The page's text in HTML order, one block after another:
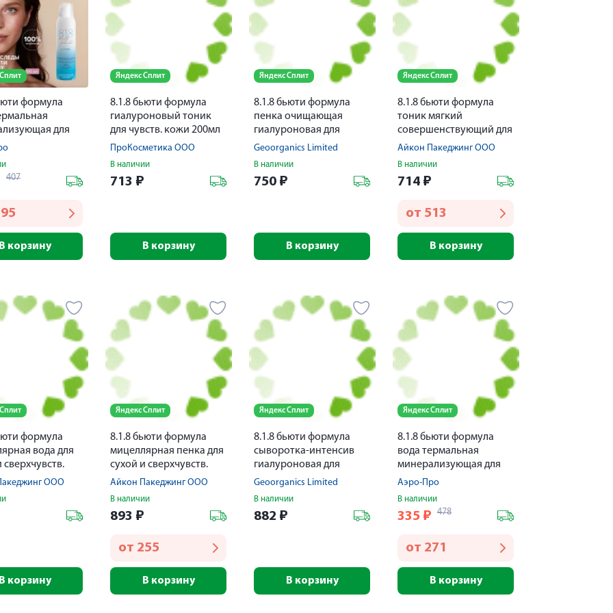
формула
для
150мл
407
корзину
Яндекс Сплит
8.1.8 бьюти формула
гиалуроновый тоник
для чувств. кожи 200мл
ПроКосметика ООО
В наличии
713 ₽
В корзину
Яндекс Сплит
8.1.8 бьюти формула
пенка очищающая
гиалуроновая для
чувств. кожи 150мл
Geoorganics Limited
В наличии
750 ₽
В корзину
Яндекс Сплит
8.1.8 бьюти формула
тоник мягкий
совершенствующий для
сухой и сверхчувств.
Айкон Пакеджинг ООО
В наличии
714 ₽
от 513
В корзину
формула
вода для
сверхчувств.
ООО
корзину
Яндекс Сплит
8.1.8 бьюти формула
мицеллярная пенка для
сухой и сверхчувств.
кожи 160мл
Айкон Пакеджинг ООО
В наличии
893 ₽
от 255
В корзину
Яндекс Сплит
8.1.8 бьюти формула
сыворотка-интенсив
гиалуроновая для
чувств. кожи 30мл
Geoorganics Limited
В наличии
882 ₽
В корзину
Яндекс Сплит
8.1.8 бьюти формула
вода термальная
минерализующая для
чувст. кожи 300мл
Аэро-Про
В наличии
335 ₽ 478
от 271
В корзину